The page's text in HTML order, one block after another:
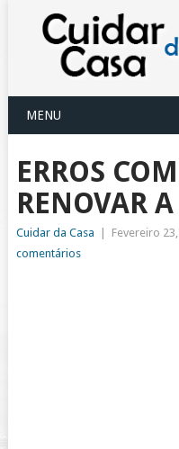
MENU
ERROS
RENOVAR
Cuidar da Casa Fevereiro
comentários